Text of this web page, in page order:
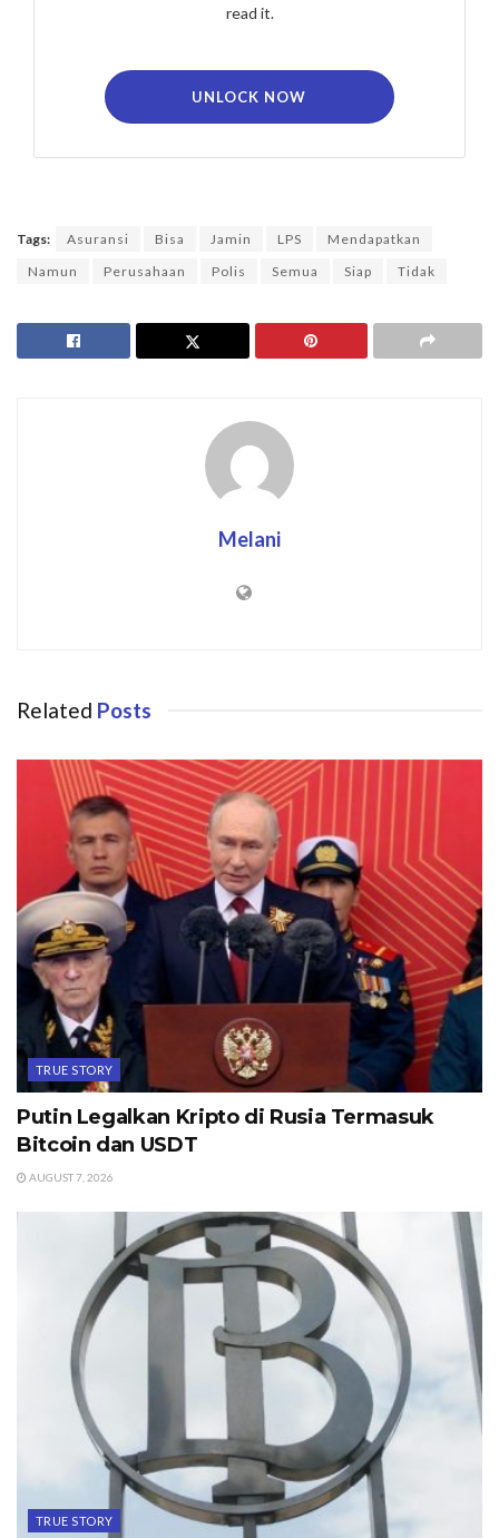
read it.
UNLOCK NOW
Tags: Asuransi Bisa Jamin LPS
Mendapatkan
Namun
Perusahaan Polis Semua Siap Tidak
Melani
Related Posts
TRUE STORY
Putin Legalkan Kripto di Rusia Termasuk
Bitcoin dan USDT
AUGUST 7, 2026
TRUE STORY